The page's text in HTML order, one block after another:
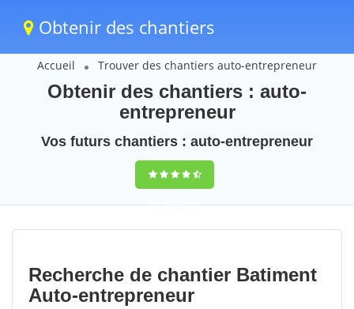
Obtenir des chantiers
Accueil Trouver des chantiers auto-entrepreneur
Obtenir des chantiers : auto-
entrepreneur
Vos futurs chantiers : auto-entrepreneur
9,5(100%)44
votes
Recherche de chantier Batiment
Auto-entrepreneur